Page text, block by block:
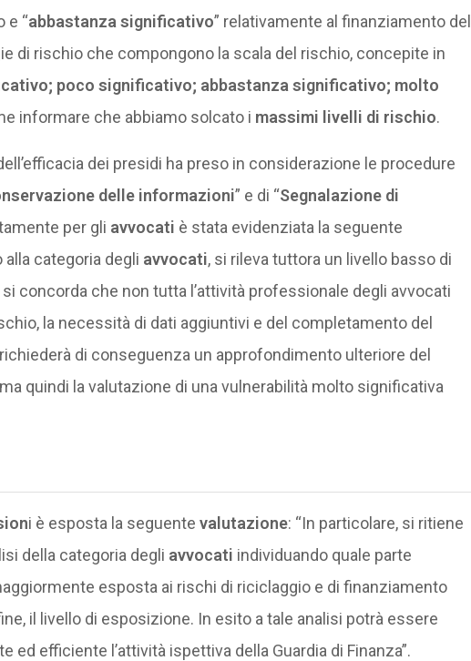
e “abbastanza significativo” relativamente al finanziamento del
di rischio che compongono la scala del rischio, concepite in
poco significativo; abbastanza significativo; molto
informare che abbiamo solcato i massimi livelli di rischio.
dei presidi ha preso in considerazione le procedure
delle informazioni” e di “Segnalazione di
per gli avvocati è stata evidenziata la seguente
categoria degli avvocati, si rileva tuttora un livello basso di
concorda che non tutta l’attività professionale degli avvocati
la necessità di dati aggiuntivi e del completamento del
di conseguenza un approfondimento ulteriore del
quindi la valutazione di una vulnerabilità molto significativa
i è esposta la seguente valutazione: “In particolare, si ritiene
della categoria degli avvocati individuando quale parte
esposta ai rischi di riciclaggio e di finanziamento
il livello di esposizione. In esito a tale analisi potrà essere
ed efficiente l’attività ispettiva della Guardia di Finanza”.